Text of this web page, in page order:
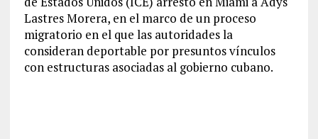
Lastres Morera, en el marco de un proceso
migratorio en el que las autoridades la
consideran deportable por presuntos vínculos
con estructuras asociadas al gobierno cubano.